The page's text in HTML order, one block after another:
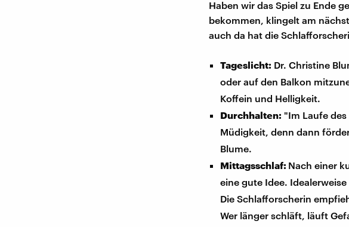
Haben wir das Spiel zu Ende
bekommen, klingelt am
auch da hat die
Tageslicht: Dr. Christine
oder auf den Balkon
Koffein und Helligkeit.
Durchhalten: "Im Laufe
Müdigkeit, denn dann
Blume.
Mittagsschlaf: Nach einer
eine gute Idee.
Die Schlafforscherin
Wer länger schläft, läuft